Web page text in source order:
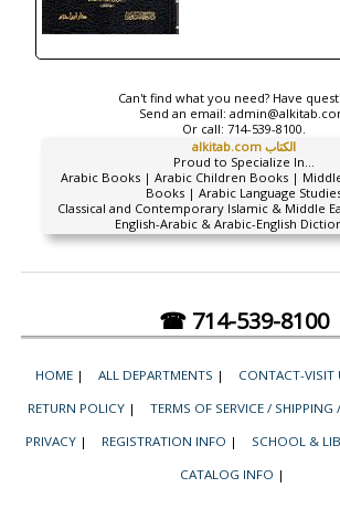
Can't find what you need? Have
Send an email:
Or call: 714-539-8100.
alkitab.com الكتاب
Proud to Specialize In...
Arabic Books | Arabic Children Books |
Books | Arabic Language
Classical and Contemporary Islamic & Middle
English-Arabic & Arabic-English
☎ 714-539-8100
HOME | ALL DEPARTMENTS | CONTACT-VISIT
RETURN POLICY | TERMS OF SERVICE / SHIPPING
PRIVACY | REGISTRATION INFO | SCHOOL &
CATALOG INFO |